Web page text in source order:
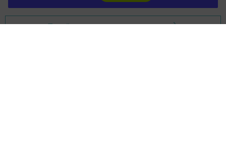
Перейти на страницу новости